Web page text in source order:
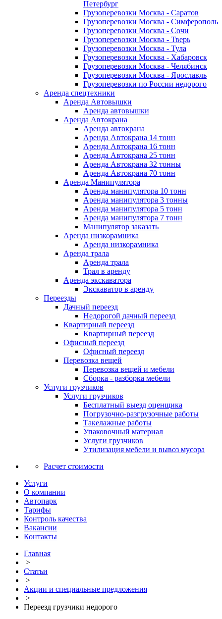
Петербург
Грузоперевозки Москва - Саратов
Грузоперевозки Москва - Симферополь
Грузоперевозки Москва - Сочи
Грузоперевозки Москва - Тверь
Грузоперевозки Москва - Тула
Грузоперевозки Москва - Хабаровск
Грузоперевозки Москва - Челябинск
Грузоперевозки Москва - Ярославль
Грузоперевозки по России недорого
Аренда спецтехники
Аренда Автовышки
Аренда автовышки
Аренда Автокрана
Аренда автокрана
Аренда Автокрана 14 тонн
Аренда Автокрана 16 тонн
Аренда Автокрана 25 тонн
Аренда Автокрана 32 тонны
Аренда Автокрана 70 тонн
Аренда Манипулятора
Аренда манипулятора 10 тонн
Аренда манипулятора 3 тонны
Аренда манипулятора 5 тонн
Аренда манипулятора 7 тонн
Манипулятор заказать
Аренда низкорамника
Аренда низкорамника
Аренда трала
Аренда трала
Трал в аренду
Аренда экскаватора
Экскаватор в аренду
Переезды
Дачный переезд
Недорогой дачный переезд
Квартирный переезд
Квартирный переезд
Офисный переезд
Офисный переезд
Перевозка вещей
Перевозка вещей и мебели
Сборка - разборка мебели
Услуги грузчиков
Услуги грузчиков
Бесплатный выезд оценщика
Погрузочно-разгрузочные работы
Такелажные работы
Упаковочный материал
Услуги грузчиков
Утилизация мебели и вывоз мусора
Расчет стоимости
Услуги
О компании
Автопарк
Тарифы
Контроль качества
Вакансии
Контакты
Главная
>
Статьи
>
Акции и специальные предложения
>
Переезд грузчики недорого